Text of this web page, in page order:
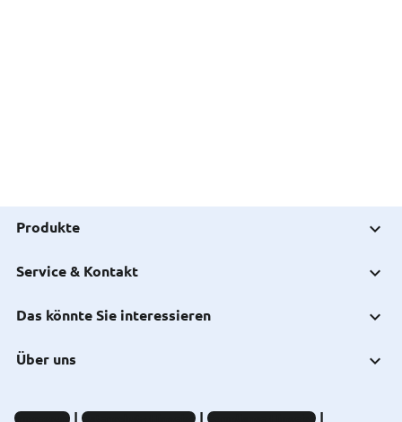
Produkte
Service & Kontakt
Das könnte Sie interessieren
Über uns
Impressum Datenschutz-Hinweise Compliance-Hinweise